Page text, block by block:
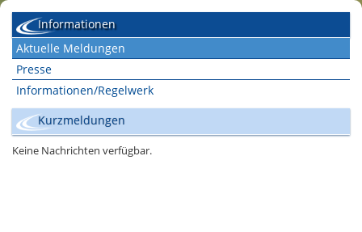
Informationen
Aktuelle Meldungen
Presse
Informationen/Regelwerk
Kurzmeldungen